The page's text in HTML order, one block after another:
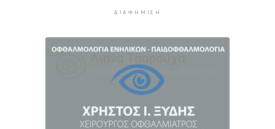
Πιλοτική έναρξη της δράσης «Tinos Circular
Business» στα Κιόνια και στον Άγιο Φωκά, με τη
συμμετοχή επιχειρήσεων εστίασης και
τροφοδοσίας, με στόχο την ενίσχυση της
ανακύκλωσης και την προώθηση βιώσιμων
ΔΙΑΦΉΜΙΣΗ